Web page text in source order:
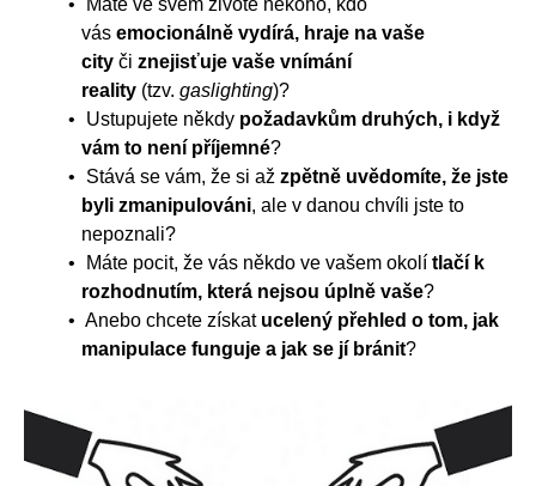
vás emocionálně vydírá, hraje na vaše
city či znejisťuje vaše vnímání
reality (tzv. gaslighting)?
Ustupujete někdy požadavkům druhých, i když
vám to není příjemné?
Stává se vám, že si až zpětně uvědomíte, že jste
byli zmanipulováni, ale v danou chvíli jste to
nepoznali?
Máte pocit, že vás někdo ve vašem okolí tlačí k
rozhodnutím, která nejsou úplně vaše?
Anebo chcete získat ucelený přehled o tom, jak
manipulace funguje a jak se jí bránit?